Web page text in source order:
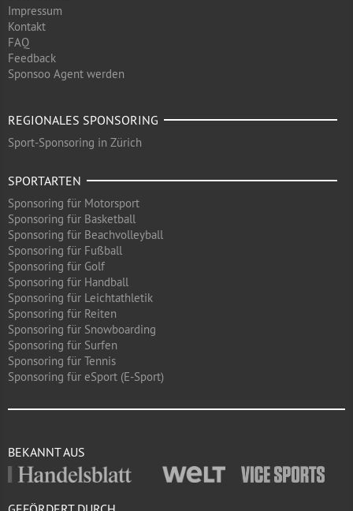
Impressum
Kontakt
FAQ
Feedback
Sponsoo Agent werden
REGIONALES SPONSORING
Sport-Sponsoring in Zürich
SPORTARTEN
Sponsoring für Motorsport
Sponsoring für Basketball
Sponsoring für Beachvolleyball
Sponsoring für Fußball
Sponsoring für Golf
Sponsoring für Handball
Sponsoring für Leichtathletik
Sponsoring für Reiten
Sponsoring für Snowboarding
Sponsoring für Surfen
Sponsoring für Tennis
Sponsoring für eSport (E-Sport)
BEKANNT AUS